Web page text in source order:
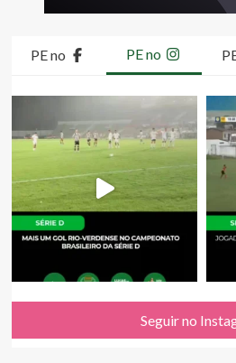
PE no PE no
Seguir no